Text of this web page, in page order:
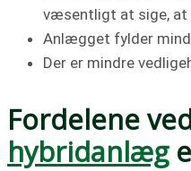
væsentligt at sige, at
Anlægget fylder
Der er mindre
Fordelene
hybridanlæg